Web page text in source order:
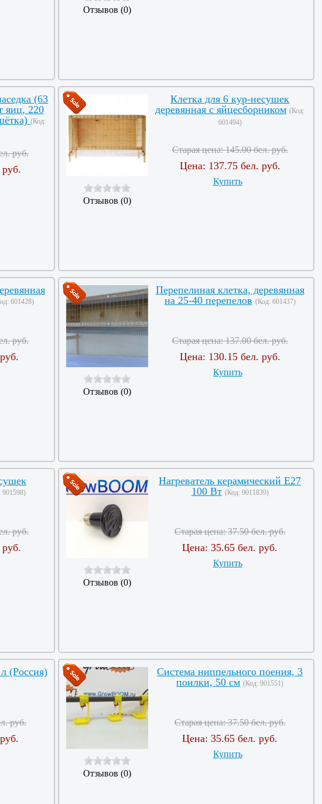
Отзывов (0)
(63
яиц, 220
(Код:
руб.
Отзывов (0)
Клетка для 6 кур-несушек
деревянная с яйцесборником (Код:
601494)
Старая цена:145.00 бел. руб.
Цена: 137.75 бел. руб.
Купить
601428)
руб.
Отзывов (0)
Перепелиная клетка, деревянная
на 25-40 перепелов (Код: 601437)
Старая цена:137.00 бел. руб.
Цена: 130.15 бел. руб.
Купить
901598)
руб.
Отзывов (0)
Нагреватель керамический Е27
100 Вт (Код: 9011839)
Старая цена:37.50 бел. руб.
Цена:35.65 бел. руб.
Купить
(Россия)
руб.
Отзывов (0)
Система ниппельного поения, 3
поилки, 50 см (Код:901551)
Старая цена:37.50 бел. руб.
Цена:35.65 бел. руб.
Купить